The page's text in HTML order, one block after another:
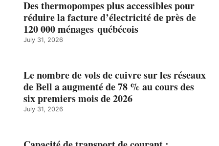
Des thermopompes plus accessibles pour
réduire la facture d’électricité de près de
120 000 ménages québécois
July 31, 2026
Le nombre de vols de cuivre sur les réseaux
de Bell a augmenté de 78 % au cours des
six premiers mois de 2026
July 31, 2026